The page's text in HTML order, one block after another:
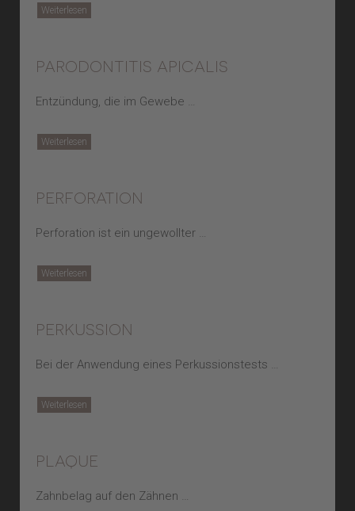
Weiterlesen
parodontitis apicalis
Entzündung, die im Gewebe …
Weiterlesen
perforation
Perforation ist ein ungewollter …
Weiterlesen
perkussion
Bei der Anwendung eines Perkussionstests …
Weiterlesen
plaque
Zahnbelag auf den Zähnen …